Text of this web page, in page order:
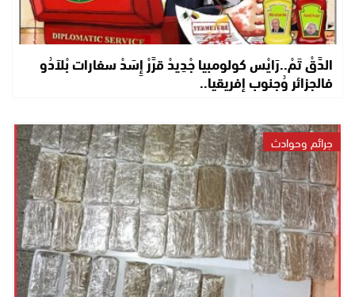
الدَّقْ تَمْ..رَايْس كولومبيا جْدِيدْ قرَّرْ إِسَدْ سفارات بْلاَدُو
فالجزائر وُجنوب إفريقيا..
جرائم وحوادث